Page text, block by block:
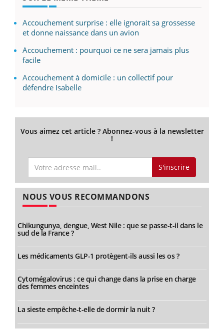
Accouchement surprise : elle ignorait sa grossesse
et donne naissance dans un avion
Accouchement : pourquoi ce ne sera jamais plus
facile
Accouchement à domicile : un collectif pour
défendre Isabelle
Vous aimez cet article ? Abonnez-vous à la newsletter
!
S'inscrire
NOUS VOUS RECOMMANDONS
Chikungunya, dengue, West Nile : que se passe-t-il dans le
sud de la France ?
Les médicaments GLP-1 protègent-ils aussi les os ?
Cytomégalovirus : ce qui change dans la prise en charge
des femmes enceintes
La sieste empêche-t-elle de dormir la nuit ?